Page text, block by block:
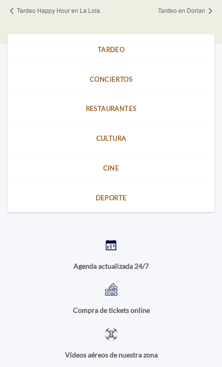
Tardeo Happy Hour en La Lola Tardeo en Dorian
TARDEO
CONCIERTOS
RESTAURANTES
CULTURA
CINE
DEPORTE
Agenda actualizada 24/7
Compra de tickets online
Vídeos aéreos de nuestra zona